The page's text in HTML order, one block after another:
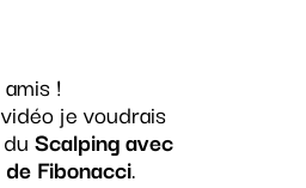
!
je voudrais
Scalping avec
Fibonacci.